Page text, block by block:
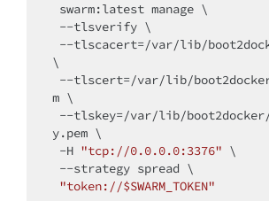
--tlscacert=/var/lib/
\
--tlscert=/var/lib/
m \
--tlskey=/var/lib/
y.pem \
-H "tcp://0.0.0.0:3376" \
"token://$SWARM_TOKEN"